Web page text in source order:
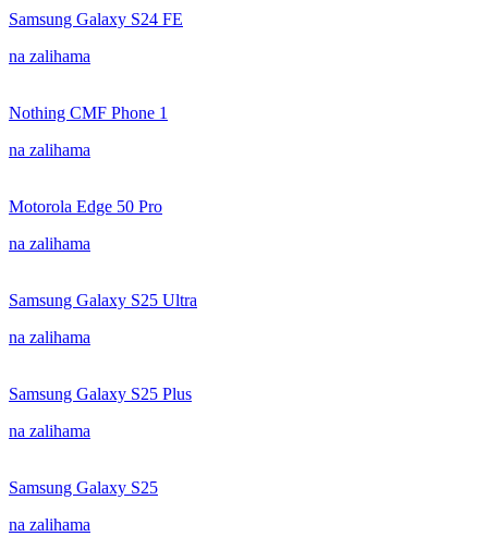
Samsung Galaxy S24 FE
na zalihama
Nothing CMF Phone 1
na zalihama
Motorola Edge 50 Pro
na zalihama
Samsung Galaxy S25 Ultra
na zalihama
Samsung Galaxy S25 Plus
na zalihama
Samsung Galaxy S25
na zalihama